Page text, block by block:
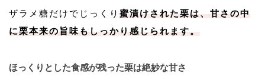
ザラメ糖だけでじっくり 蜜漬けされた栗は、甘さの中
に栗本来の旨味もしっかり感じられます。
ほっくりとした食感が残った栗は絶妙な甘さ